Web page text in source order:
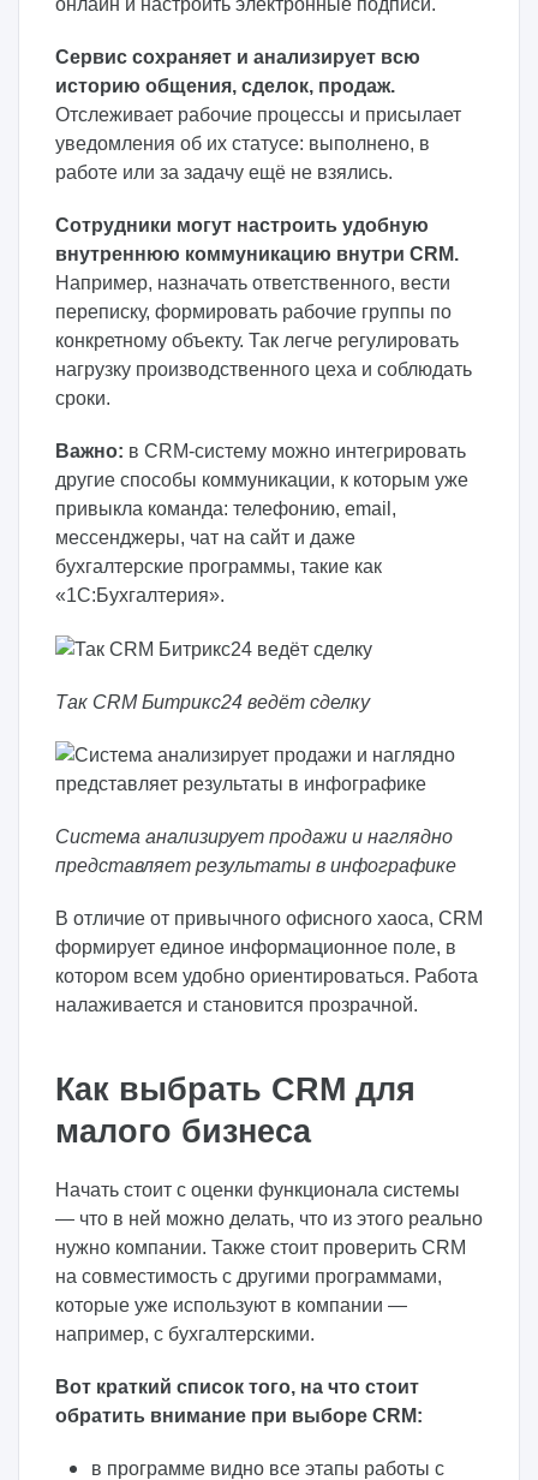
Сервис сохраняет и анализирует всю
историю общения, сделок, продаж.
Отслеживает рабочие процессы и присылает
уведомления об их статусе: выполнено, в
работе или за задачу ещё не взялись.
Сотрудники могут настроить удобную
внутреннюю коммуникацию внутри CRM.
Например, назначать ответственного, вести
переписку, формировать рабочие группы по
конкретному объекту. Так легче регулировать
нагрузку производственного цеха и соблюдать
сроки.
Важно: в CRM-систему можно интегрировать
другие способы коммуникации, к которым уже
привыкла команда: телефонию, email,
мессенджеры, чат на сайт и даже
бухгалтерские программы, такие как
«1С:Бухгалтерия».
Так CRM Битрикс24 ведёт сделку
Система анализирует продажи и наглядно
представляет результаты в инфографике
В отличие от привычного офисного хаоса, CRM
формирует единое информационное поле, в
котором всем удобно ориентироваться. Работа
налаживается и становится прозрачной.
Как выбрать CRM для
малого бизнеса
Начать стоит с оценки функционала системы
— что в ней можно делать, что из этого реально
нужно компании. Также стоит проверить CRM
на совместимость с другими программами,
которые уже используют в компании —
например, с бухгалтерскими.
Вот краткий список того, на что стоит
обратить внимание при выборе CRM:
в программе видно все этапы работы с